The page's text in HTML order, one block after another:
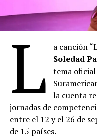
L
a canción
Soledad
tema
la cuenta
jornadas de
entre el 12 y el 26 de
de 15 países.